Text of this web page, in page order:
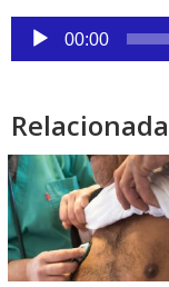
Reproductor
de
00:00